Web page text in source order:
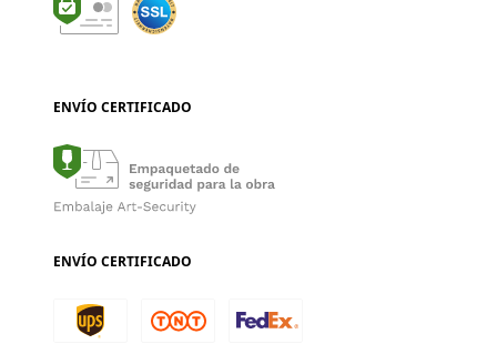
ENVÍO CERTIFICADO
ENVÍO CERTIFICADO